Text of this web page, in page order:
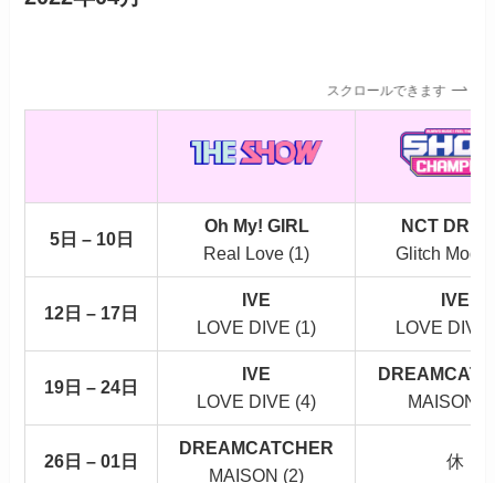
スクロールできます
5日 – 10日
Oh My! GIRL
Real Love (1)
NCT
Glitch Mode
12日 – 17日
IVE
LOVE DIVE (1)
IVE
LOVE DIVE
19日 – 24日
IVE
LOVE DIVE (4)
MAISON
26日 – 01日
DREAMCATCHER
MAISON (2)
休